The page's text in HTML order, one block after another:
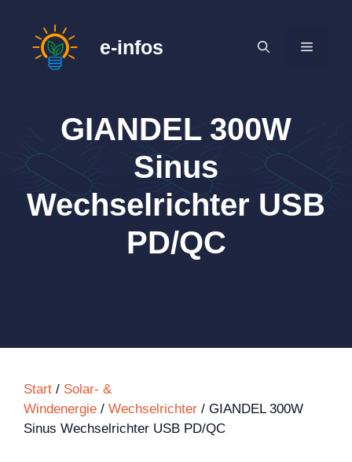
springen
e-infos MENÜ
GIANDEL 300W
Sinus
Wechselrichter USB
PD/QC
Start / Solar- &
Windenergie / Wechselrichter / GIANDEL 300W
Sinus Wechselrichter USB PD/QC